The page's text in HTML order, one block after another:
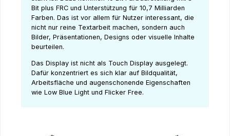
Bit plus FRC und Unterstützung für 10,7 Milliarden
Farben. Das ist vor allem für Nutzer interessant, die
nicht nur reine Textarbeit machen, sondern auch
Bilder, Präsentationen, Designs oder visuelle Inhalte
beurteilen.
Das Display ist nicht als Touch Display ausgelegt.
Dafür konzentriert es sich klar auf Bildqualität,
Arbeitsfläche und augenschonende Eigenschaften
wie Low Blue Light und Flicker Free.